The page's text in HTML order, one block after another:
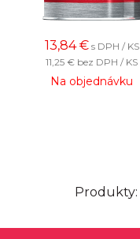
13,84 € s DPH / KS
11,25 € bez DPH / KS
Na objednávku
Produkty: